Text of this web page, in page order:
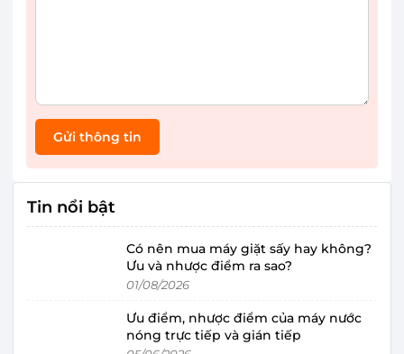
Gửi thông tin
Tin nổi bật
Có nên mua máy giặt sấy hay không?
Ưu và nhược điểm ra sao?
01/08/2026
Ưu điểm, nhược điểm của máy nước
nóng trực tiếp và gián tiếp